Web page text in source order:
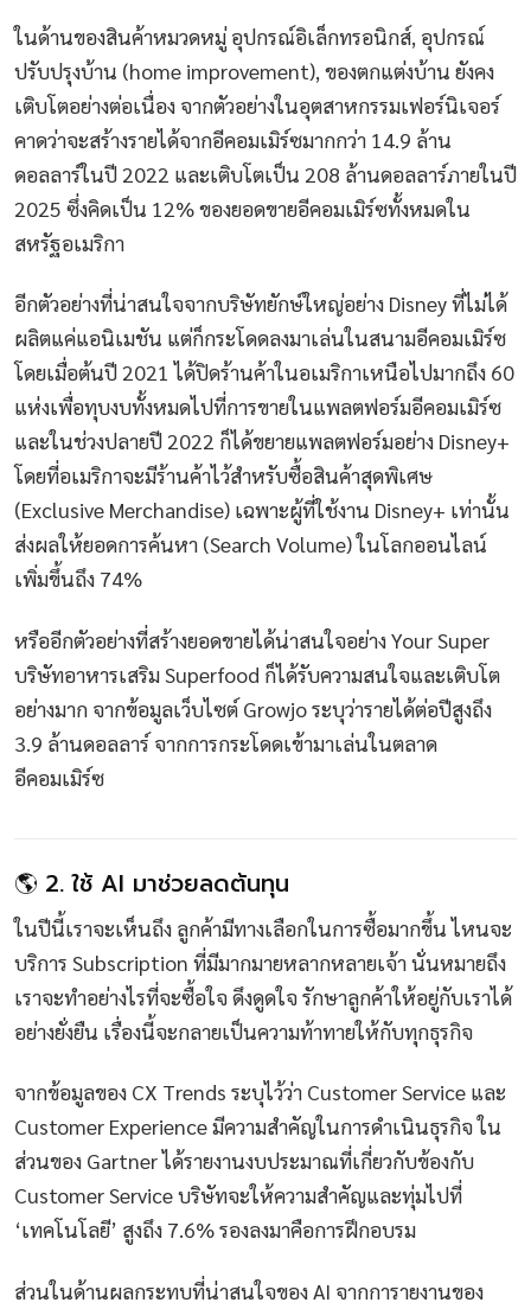
ในด้านของสินค้าหมวดหมู่ อุปกรณ์อิเล็กทรอนิกส์, อุปกรณ์
ปรับปรุงบ้าน (home improvement), ของตกแต่งบ้าน ยังคง
เติบโตอย่างต่อเนื่อง จากตัวอย่างในอุตสาหกรรมเฟอร์นิเจอร์
คาดว่าจะสร้างรายได้จากอีคอมเมิร์ซมากกว่า 14.9 ล้าน
ดอลลาร์ในปี 2022 และเติบโตเป็น 208 ล้านดอลลาร์ภายในปี
2025 ซึ่งคิดเป็น 12% ของยอดขายอีคอมเมิร์ซทั้งหมดใน
สหรัฐอเมริกา
อีกตัวอย่างที่น่าสนใจจากบริษัทยักษ์ใหญ่อย่าง Disney ที่ไม่ได้
ผลิตแค่แอนิเมชัน แต่ก็กระโดดลงมาเล่นในสนามอีคอมเมิร์ซ
โดยเมื่อต้นปี 2021 ได้ปิดร้านค้าในอเมริกาเหนือไปมากถึง 60
แห่งเพื่อทุบงบทั้งหมดไปที่การขายในแพลตฟอร์มอีคอมเมิร์ซ
และในช่วงปลายปี 2022 ก็ได้ขยายแพลตฟอร์มอย่าง Disney+
โดยที่อเมริกาจะมีร้านค้าไว้สำหรับซื้อสินค้าสุดพิเศษ
(Exclusive Merchandise) เฉพาะผู้ที่ใช้งาน Disney+ เท่านั้น
ส่งผลให้ยอดการค้นหา (Search Volume) ในโลกออนไลน์
เพิ่มขึ้นถึง 74%
หรืออีกตัวอย่างที่สร้างยอดขายได้น่าสนใจอย่าง Your Super
บริษัทอาหารเสริม Superfood ก็ได้รับความสนใจและเติบโต
อย่างมาก จากข้อมูลเว็บไซต์ Growjo ระบุว่ารายได้ต่อปีสูงถึง
3.9 ล้านดอลลาร์ จากการกระโดดเข้ามาเล่นในตลาด
อีคอมเมิร์ซ
🌎 2. ใช้ AI มาช่วยลดต้นทุน
ในปีนี้เราจะเห็นถึง ลูกค้ามีทางเลือกในการซื้อมากขึ้น ไหนจะ
บริการ Subscription ที่มีมากมายหลากหลายเจ้า นั่นหมายถึง
เราจะทำอย่างไรที่จะซื้อใจ ดึงดูดใจ รักษาลูกค้าให้อยู่กับเราได้
อย่างยั่งยืน เรื่องนี้จะกลายเป็นความท้าทายให้กับทุกธุรกิจ
จากข้อมูลของ CX Trends ระบุไว้ว่า Customer Service และ
Customer Experience มีความสำคัญในการดำเนินธุรกิจ ใน
ส่วนของ Gartner ได้รายงานงบประมาณที่เกี่ยวกับข้องกับ
Customer Service บริษัทจะให้ความสำคัญและทุ่มไปที่
‘เทคโนโลยี’ สูงถึง 7.6% รองลงมาคือการฝึกอบรม
ส่วนในด้านผลกระทบที่น่าสนใจของ AI จากการายงานของ